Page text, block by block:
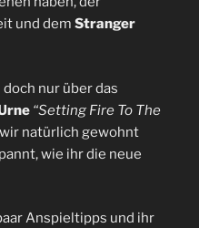
und dem Stranger
nur über das
“Setting Fire To The
natürlich gewohnt
wie ihr die neue
Anspieltipps und ihr